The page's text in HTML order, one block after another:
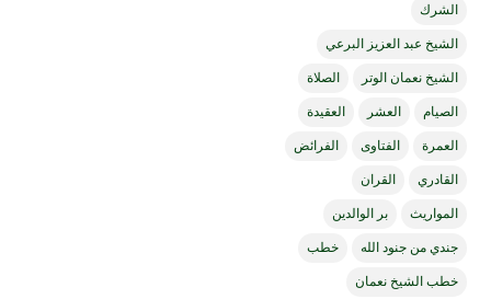
الشرك
الشيخ عبد العزيز البرعي
الشيخ نعمان الوتر الصلاة
الصيام العشر العقيدة
العمرة الفتاوى الفرائض
القادري القران
المواريث بر الوالدين
جندي من جنود الله خطب
خطب الشيخ نعمان